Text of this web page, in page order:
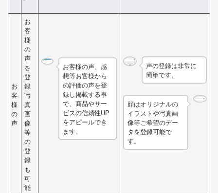
お
客
様
の
声
お
客
様
の
声
を
登
録
写
真
画
像
等
の
登
録
も
可
能
お客様の声、感
想等お客様から
の評価の声を登
録し掲載する事
で、商品やサー
ビスの信頼性UP
をアピールでき
ます。
声の登録は非常に
簡単です。
顔はオリジナルの
イラストや写真画
像等ご希望のデー
タを登録可能で
す。